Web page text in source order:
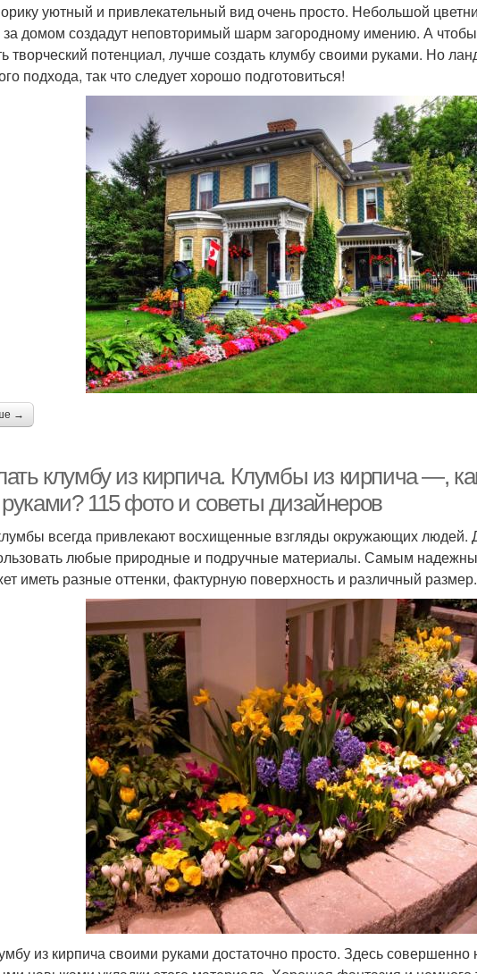
уютный и привлекательный вид очень просто. Небольшой
за домом создадут неповторимый шарм загородному имению. А
творческий потенциал, лучше создать клумбу своими руками. Но
подхода, так что следует хорошо подготовиться!
→
клумбу из кирпича. Клумбы из кирпича —,
115 фото и советы дизайнеров
всегда привлекают восхищенные взгляды окружающих людей.
любые природные и подручные материалы. Самым
иметь разные оттенки, фактурную поверхность и различный размер.
из кирпича своими руками достаточно просто. Здесь совершенно